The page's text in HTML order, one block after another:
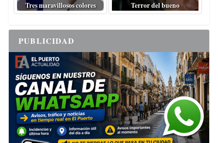
Tres maravillosos colores Terror del bueno
PUBLICIDAD